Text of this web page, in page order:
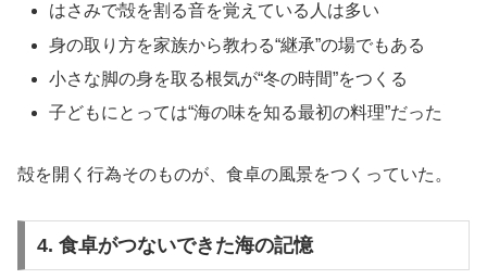
はさみで殻を割る音を覚えている人は多い
身の取り方を家族から教わる“継承”の場でもある
小さな脚の身を取る根気が“冬の時間”をつくる
子どもにとっては“海の味を知る最初の料理”だった
殻を開く行為そのものが、食卓の風景をつくっていた。
4. 食卓がつないできた海の記憶